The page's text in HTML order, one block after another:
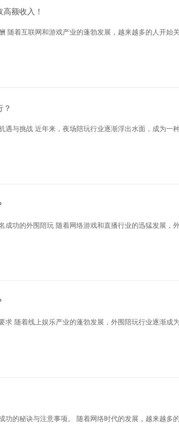
额收入！
随着互联网和游戏产业的蓬勃发展，越来越多的人开
？
遇与挑战 近年来，夜场陪玩行业逐渐浮出水面，成为
成功的外围陪玩 随着网络游戏和直播行业的迅猛发展
随着线上娱乐产业的蓬勃发展，外围陪玩行业逐渐成
功的秘诀与注意事项。 随着网络时代的发展，越来越